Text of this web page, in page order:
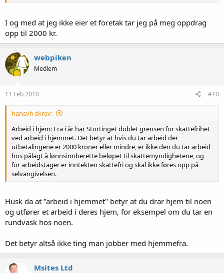
der utbetalingene er 2000 kroner eller mindre, er ikke den du tar
arbeid hos pålagt å lønnsinnberette beløpet til
skattemyndighetene, og for arbeidstager er inntekten skattefri og
skal ikke føres opp på selvangivelsen.
I og med at jeg ikke eier et foretak tar jeg på meg oppdrag
opp til 2000 kr.
webpiken
Medlem
11 Feb 2010 #10
hansvh skrev:
Arbeid i hjem: Fra i år har Stortinget doblet grensen for skattefrihet
ved arbeid i hjemmet. Det betyr at hvis du tar arbeid der
utbetalingene er 2000 kroner eller mindre, er ikke den du tar arbeid
hos pålagt å lønnsinnberette beløpet til skattemyndighetene, og
for arbeidstager er inntekten skattefri og skal ikke føres opp på
selvangivelsen.
Husk da at "arbeid i hjemmet" betyr at du drar hjem til noen
og utfører et arbeid i deres hjem, for eksempel om du tar en
rundvask hos noen.
Det betyr altså ikke ting man jobber med hjemmefra.
Msites Ltd